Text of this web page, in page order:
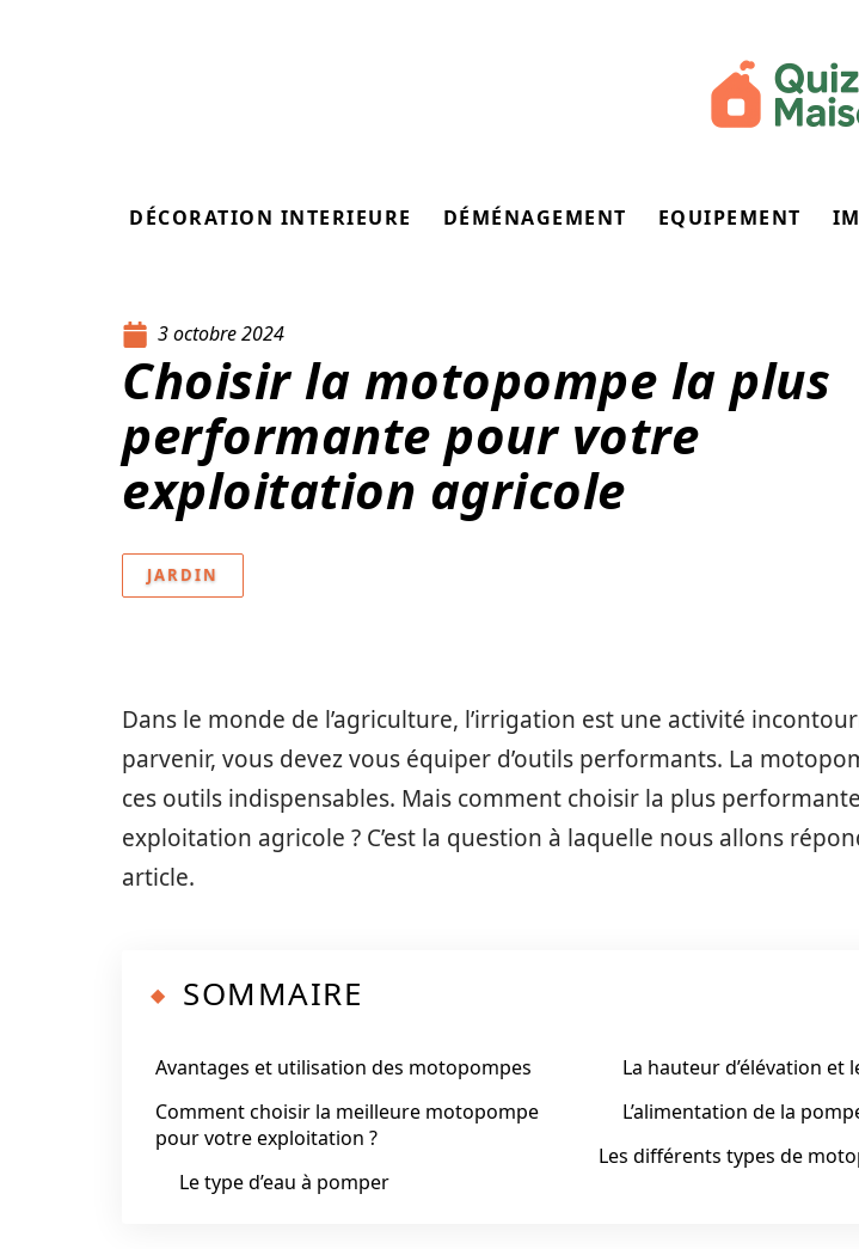
DÉCORATION INTERIEURE DÉMÉNAGEMENT EQUIPEMENT
3 octobre 2024
Choisir la motopompe la plus
performante pour votre
exploitation agricole
JARDIN
Dans le monde de l’agriculture, l’irrigation est une activité
parvenir, vous devez vous équiper d’outils performants. La
ces outils indispensables. Mais comment choisir la plus
exploitation agricole ? C’est la question à laquelle nous allons
article.
SOMMAIRE
Avantages et utilisation des motopompes
Comment choisir la meilleure motopompe
pour votre exploitation ?
Le type d’eau à pomper
La hauteur d’élévation et
L’alimentation de la
Les différents types de